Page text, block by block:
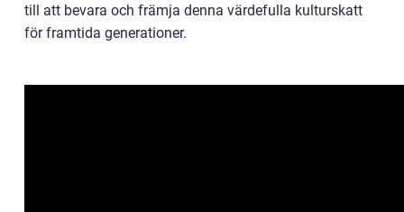
till att bevara och främja denna värdefulla kulturskatt
för framtida generationer.